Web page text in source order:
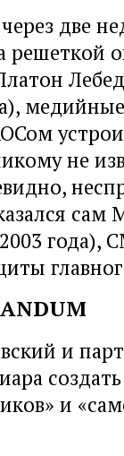
две
решеткой
не
сам
года),
и
и